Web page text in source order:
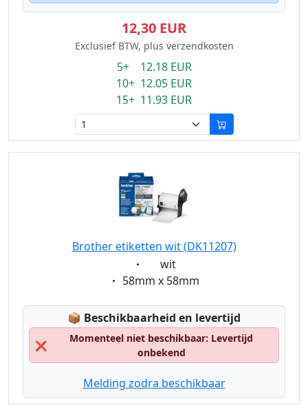
12,30 EUR
Exclusief BTW, plus verzendkosten
5+ 12.18 EUR
10+ 12.05 EUR
15+ 11.93 EUR
Brother etiketten wit (DK11207)
Eigenschaft:
wit
Eigenschaft:
58mm x 58mm
📦 Lagerstatus:
Beschikbaarheid en levertijd
❌
Momenteel niet beschikbaar: Levertijd
onbekend
Melding zodra beschikbaar